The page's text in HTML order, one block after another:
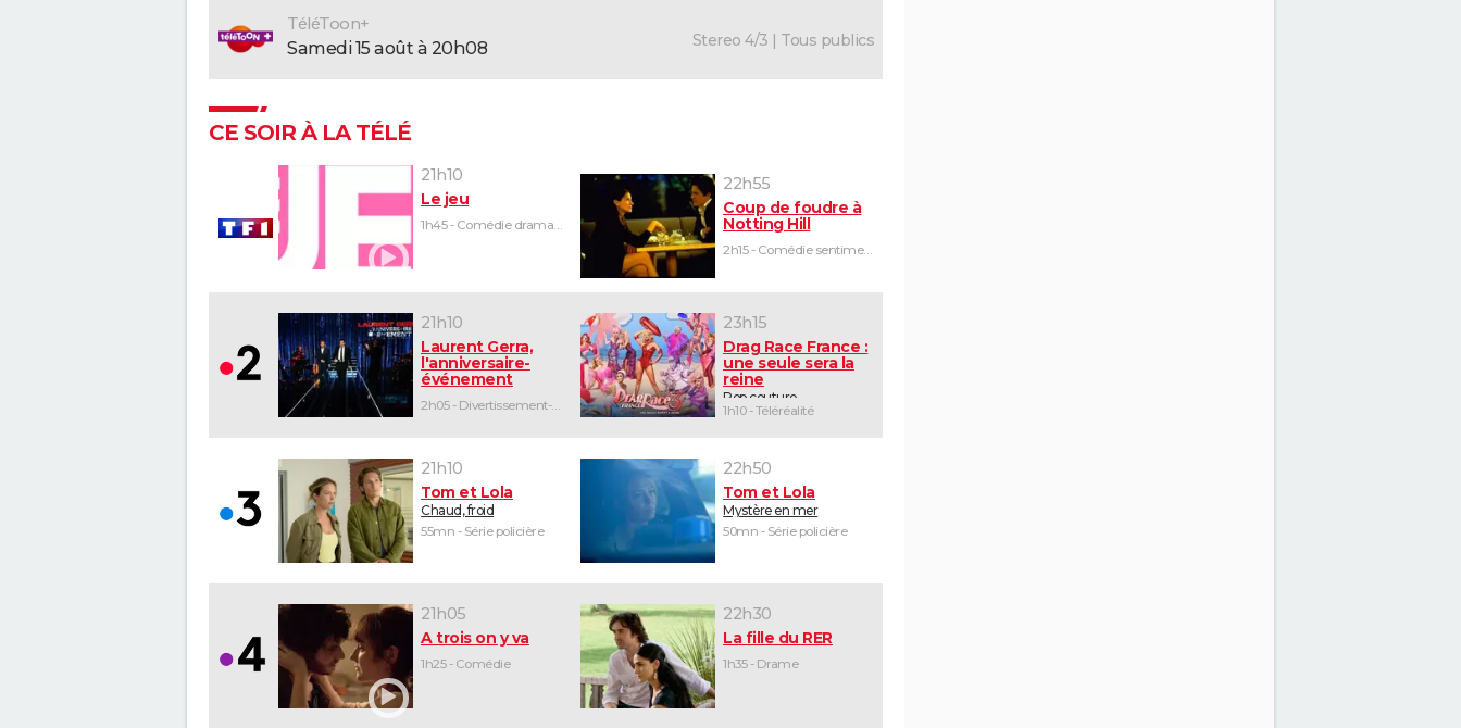
TéléToon+
samedi 15 août à 20h08 Stereo 4/3 | Tous publics
CE SOIR À LA TÉLÉ
21h10
Le jeu
22h55
Coup de foudre à
Notting Hill
2h15 - Comédie sentimentale
21h10
Laurent Gerra,
l'anniversaire-
événement
2h05 - Divertissement-humour
23h15
Drag Race France :
une seule sera la
reine
Pop couture
1h10 - Téléréalité
21h10
Tom et Lola
Chaud, froid
55mn - Série policière
22h50
Tom et Lola
Mystère en mer
50mn - Série policière
21h05
A trois on y va
1h25 - Comédie
22h30
La fille du RER
1h35 - Drame